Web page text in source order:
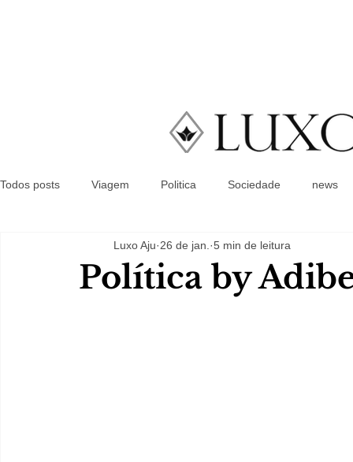
Todos posts Viagem Politica Sociedade news
Política by
Luxo Aju 26 de jan. 5 min de leitura